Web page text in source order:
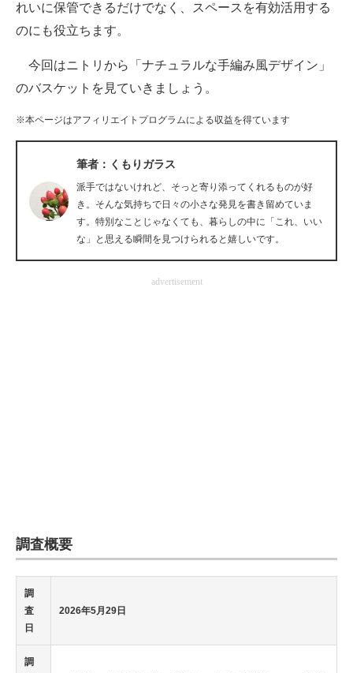
スマホと通信の最新トレンド
ビジネスと働き方のヒント
企業ITのトレンドを詳説
経営リーダーのコミュニティ
ITエンジニア向け専門サイト
建設×テクノロジーの最前線
れいに保管できるだけでなく、スペースを有効活用する
のにも役立ちます。
今回はニトリから「ナチュラルな手編み風デザイン」
のバスケットを見ていきましょう。
※本ページはアフィリエイトプログラムによる収益を得ています
筆者：くもりガラス
派手ではないけれど、そっと寄り添ってくれるものが好
き。そんな気持ちで日々の小さな発見を書き留めていま
す。特別なことじゃなくても、暮らしの中に「これ、いい
な」と思える瞬間を見つけられると嬉しいです。
advertisement
調査概要
調
査
日
2026年5月29日
調